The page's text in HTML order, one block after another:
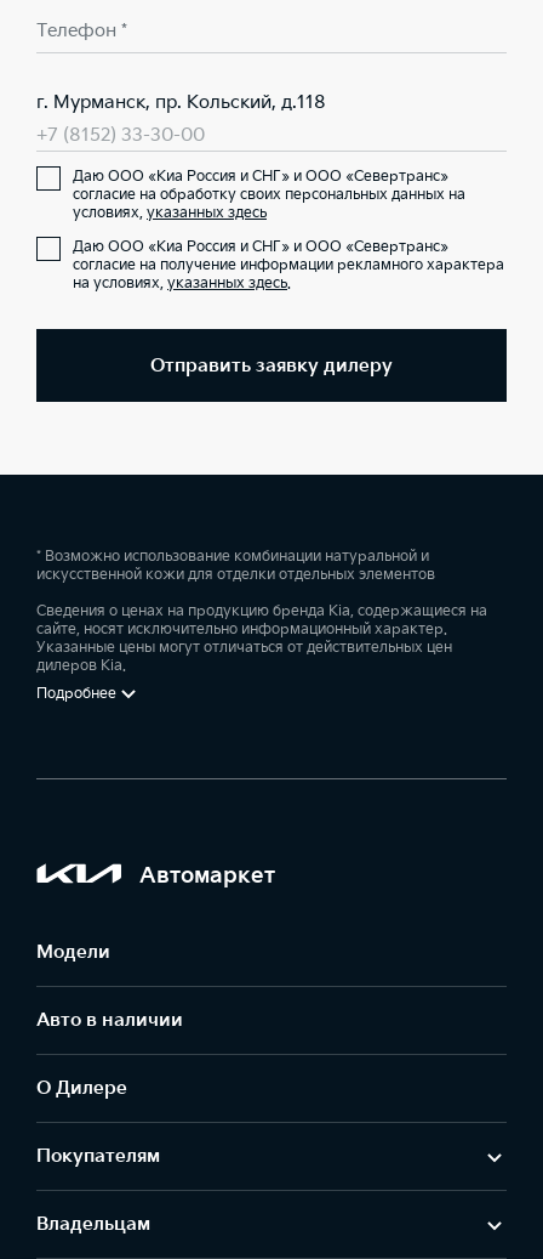
Телефон *
г. Мурманск, пр. Кольский, д.118
+7 (8152) 33-30-00
Даю ООО «Киа Россия и СНГ» и ООО «Севертранс»
согласие на обработку своих персональных данных на
условиях, указанных здесь
Даю ООО «Киа Россия и СНГ» и ООО «Севертранс»
согласие на получение информации рекламного характера
на условиях, указанных здесь.
Отправить заявку дилеру
* Возможно использование комбинации натуральной и
искусственной кожи для отделки отдельных элементов
Сведения о ценах на продукцию бренда Kia, содержащиеся на
сайте, носят исключительно информационный характер.
Указанные цены могут отличаться от действительных цен
дилеров Kia.
Подробнее
Автомаркет
Модели
Авто в наличии
О Дилере
Покупателям
Владельцам